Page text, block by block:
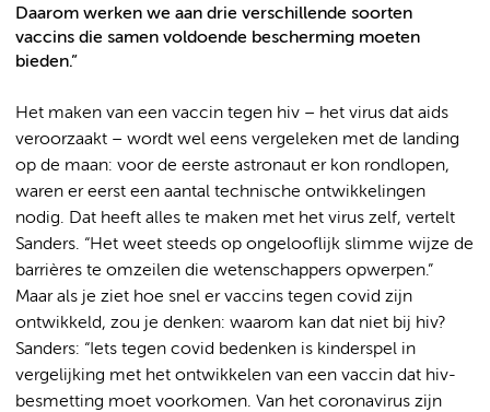
Daarom werken we aan drie verschillende soorten
vaccins die samen voldoende bescherming moeten
bieden.”
Het maken van een vaccin tegen hiv – het virus dat aids
veroorzaakt – wordt wel eens vergeleken met de landing
op de maan: voor de eerste astronaut er kon rondlopen,
waren er eerst een aantal technische ontwikkelingen
nodig. Dat heeft alles te maken met het virus zelf, vertelt
Sanders. “Het weet steeds op ongelooflijk slimme wijze de
barrières te omzeilen die wetenschappers opwerpen.”
Maar als je ziet hoe snel er vaccins tegen covid zijn
ontwikkeld, zou je denken: waarom kan dat niet bij hiv?
Sanders: “Iets tegen covid bedenken is kinderspel in
vergelijking met het ontwikkelen van een vaccin dat hiv-
besmetting moet voorkomen. Van het coronavirus zijn